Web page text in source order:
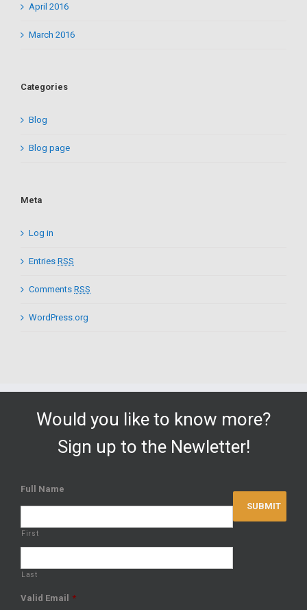
April 2016
March 2016
Categories
Blog
Blog page
Meta
Log in
Entries RSS
Comments RSS
WordPress.org
Would you like to know more?
Sign up to the Newletter!
Full Name
First
Last
Valid Email *